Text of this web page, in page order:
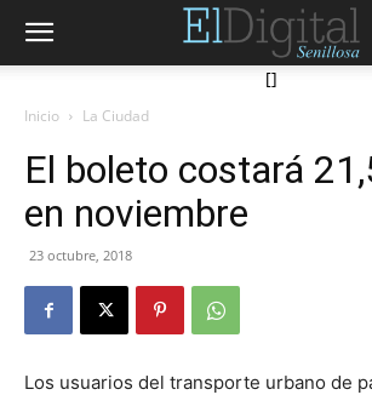
[]
Inicio La Ciudad
El boleto costará
en noviembre
23 octubre, 2018
Los usuarios del transporte urbano de